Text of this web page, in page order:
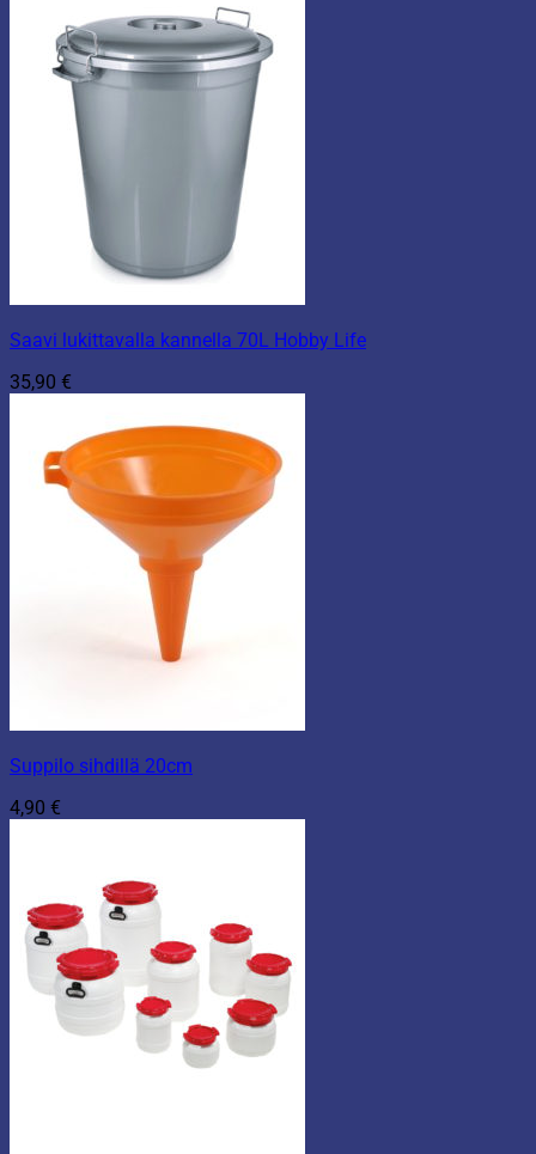
9,90 €
Saavi lukittavalla kannella 70L Hobby Life
35,90 €
Suppilo sihdillä 20cm
4,90 €